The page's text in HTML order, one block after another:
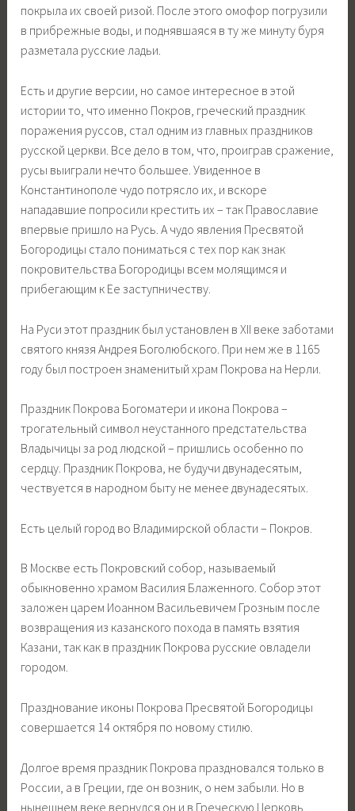
покрыла их своей ризой. После этого омофор погрузили
в прибрежные воды, и поднявшаяся в ту же минуту буря
разметала русские ладьи.
Есть и другие версии, но самое интересное в этой
истории то, что именно Покров, греческий праздник
поражения руссов, стал одним из главных праздников
русской церкви. Все дело в том, что, проиграв сражение,
русы выиграли нечто большее. Увиденное в
Константинополе чудо потрясло их, и вскоре
нападавшие попросили крестить их – так Православие
впервые пришло на Русь. А чудо явления Пресвятой
Богородицы стало пониматься с тех пор как знак
покровительства Богородицы всем молящимся и
прибегающим к Ее заступничеству.
На Руси этот праздник был установлен в XII веке заботами
святого князя Андрея Боголюбского. При нем же в 1165
году был построен знаменитый храм Покрова на Нерли.
Праздник Покрова Богоматери и икона Покрова –
трогательный символ неустанного предстательства
Владычицы за род людской – пришлись особенно по
сердцу. Праздник Покрова, не будучи двунадесятым,
чествуется в народном быту не менее двунадесятых.
Есть целый город во Владимирской области – Покров.
В Москве есть Покровский собор, называемый
обыкновенно храмом Василия Блаженного. Собор этот
заложен царем Иоанном Васильевичем Грозным после
возвращения из казанского похода в память взятия
Казани, так как в праздник Покрова русские овладели
городом.
Празднование иконы Покрова Пресвятой Богородицы
совершается 14 октября по новому стилю.
Долгое время праздник Покрова праздновался только в
России, а в Греции, где он возник, о нем забыли. Но в
нынешнем веке вернулся он и в Греческую Церковь.